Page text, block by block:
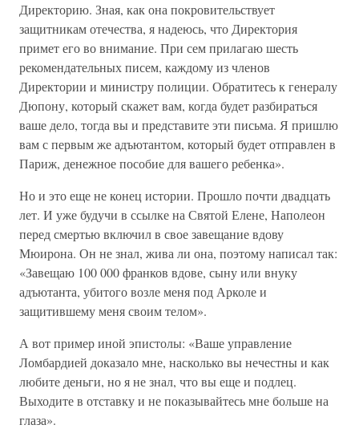
Директорию. Зная, как она покровительствует
защитникам отечества, я надеюсь, что Директория
примет его во внимание. При сем прилагаю шесть
рекомендательных писем, каждому из членов
Директории и министру полиции. Обратитесь к генералу
Дюпону, который скажет вам, когда будет разбираться
ваше дело, тогда вы и представите эти письма. Я пришлю
вам с первым же адъютантом, который будет отправлен в
Париж, денежное пособие для вашего ребенка».
Но и это еще не конец истории. Прошло почти двадцать
лет. И уже будучи в ссылке на Святой Елене, Наполеон
перед смертью включил в свое завещание вдову
Мюирона. Он не знал, жива ли она, поэтому написал так:
«Завещаю 100 000 франков вдове, сыну или внуку
адъютанта, убитого возле меня под Арколе и
защитившему меня своим телом».
А вот пример иной эпистолы: «Ваше управление
Ломбардией доказало мне, насколько вы нечестны и как
любите деньги, но я не знал, что вы еще и подлец.
Выходите в отставку и не показывайтесь мне больше на
глаза».